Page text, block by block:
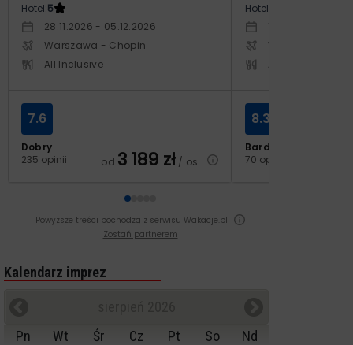
Hotel:5
28.11.2026 - 05.12.2026
Warszawa - Chopin
All Inclusive
Dobry
235 opinii
7.6
od 3 189 zł/ os.
Hotel:
Warszawa -
Bardzo dobry
70 opinii
8.3
Powyższe treści pochodzą z serwisu Wakacje.pl
Zostań partnerem
Kalendarz imprez
Pn
Wt Śr Cz Pt So
Nd